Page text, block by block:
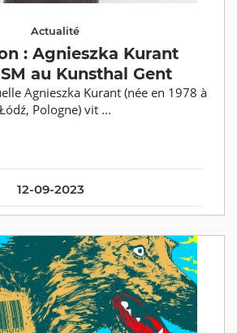
12-09-2023
Actualité
: Agnieszka Kurant
au Kunsthal Gent
Agnieszka Kurant (née en 1978 à
Łódź, Pologne) vit ...